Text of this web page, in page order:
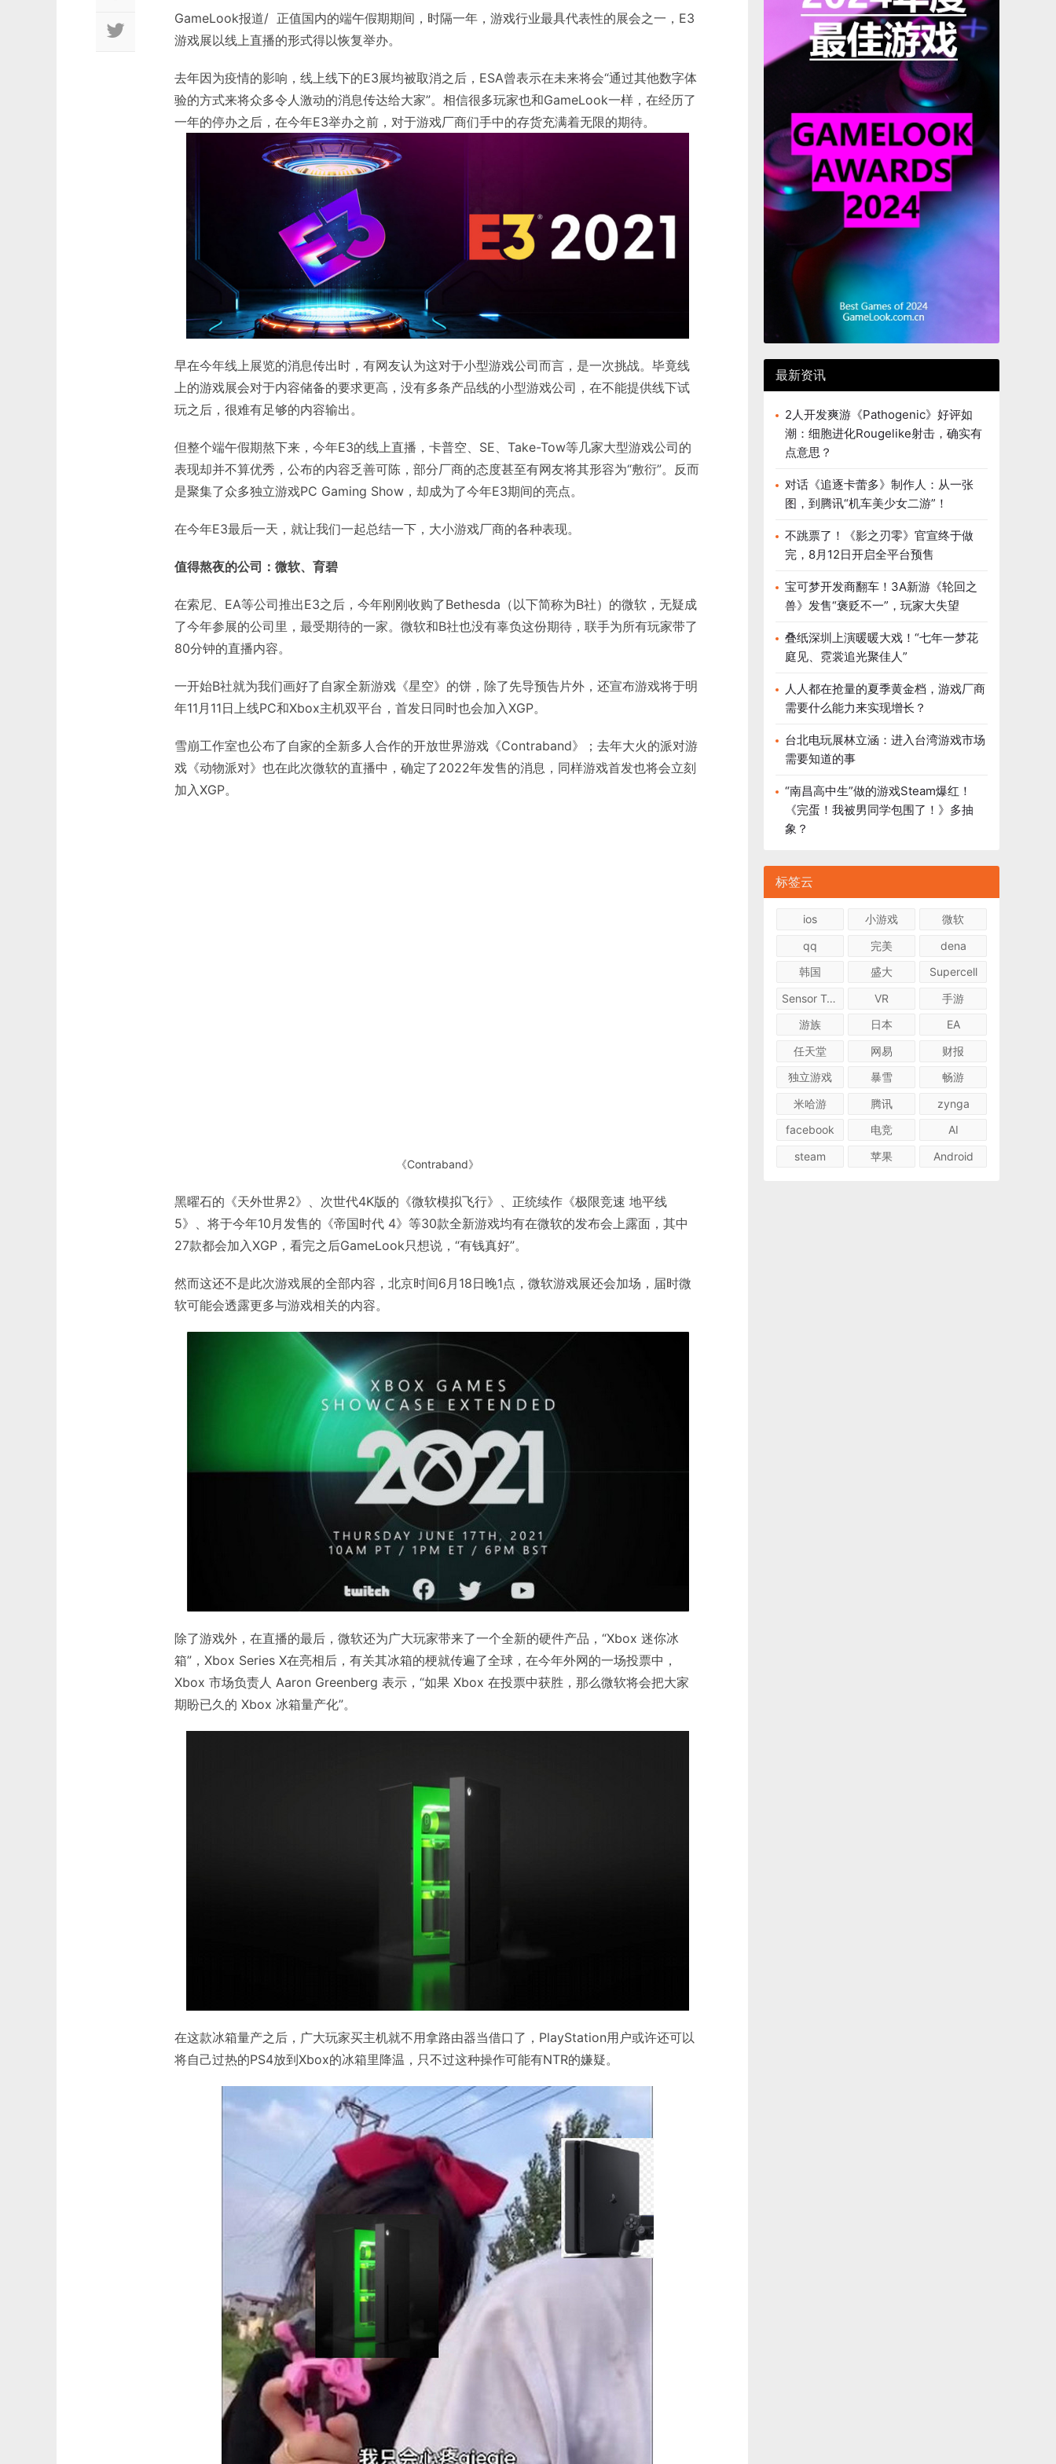
GameLook报道/ 正值国内的端午假期期间，时隔一年，游戏行业最具代表性的展会之一，E3
游戏展以线上直播的形式得以恢复举办。
去年因为疫情的影响，线上线下的E3展均被取消之后，ESA曾表示在未来将会“通过其他数字体
验的方式来将众多令人激动的消息传达给大家”。相信很多玩家也和GameLook一样，在经历了
一年的停办之后，在今年E3举办之前，对于游戏厂商们手中的存货充满着无限的期待。
早在今年线上展览的消息传出时，有网友认为这对于小型游戏公司而言，是一次挑战。毕竟线
上的游戏展会对于内容储备的要求更高，没有多条产品线的小型游戏公司，在不能提供线下试
玩之后，很难有足够的内容输出。
但整个端午假期熬下来，今年E3的线上直播，卡普空、SE、Take-Tow等几家大型游戏公司的
表现却并不算优秀，公布的内容乏善可陈，部分厂商的态度甚至有网友将其形容为“敷衍”。反而
是聚集了众多独立游戏PC Gaming Show，却成为了今年E3期间的亮点。
在今年E3最后一天，就让我们一起总结一下，大小游戏厂商的各种表现。
值得熬夜的公司：微软、育碧
在索尼、EA等公司推出E3之后，今年刚刚收购了Bethesda（以下简称为B社）的微软，无疑成
了今年参展的公司里，最受期待的一家。微软和B社也没有辜负这份期待，联手为所有玩家带了
80分钟的直播内容。
一开始B社就为我们画好了自家全新游戏《星空》的饼，除了先导预告片外，还宣布游戏将于明
年11月11日上线PC和Xbox主机双平台，首发日同时也会加入XGP。
雪崩工作室也公布了自家的全新多人合作的开放世界游戏《Contraband》；去年大火的派对游
戏《动物派对》也在此次微软的直播中，确定了2022年发售的消息，同样游戏首发也将会立刻
加入XGP。
《Contraband》
黑曜石的《天外世界2》、次世代4K版的《微软模拟飞行》、正统续作《极限竞速 地平线
5》、将于今年10月发售的《帝国时代 4》等30款全新游戏均有在微软的发布会上露面，其中
27款都会加入XGP，看完之后GameLook只想说，“有钱真好”。
然而这还不是此次游戏展的全部内容，北京时间6月18日晚1点，微软游戏展还会加场，届时微
软可能会透露更多与游戏相关的内容。
除了游戏外，在直播的最后，微软还为广大玩家带来了一个全新的硬件产品，“Xbox 迷你冰
箱”，Xbox Series X在亮相后，有关其冰箱的梗就传遍了全球，在今年外网的一场投票中，
Xbox 市场负责人 Aaron Greenberg 表示，“如果 Xbox 在投票中获胜，那么微软将会把大家
期盼已久的 Xbox 冰箱量产化”。
在这款冰箱量产之后，广大玩家买主机就不用拿路由器当借口了，PlayStation用户或许还可以
将自己过热的PS4放到Xbox的冰箱里降温，只不过这种操作可能有NTR的嫌疑。
最新资讯
2人开发爽游《Pathogenic》好评如
潮：细胞进化Rougelike射击，确实有
点意思？
对话《追逐卡蕾多》制作人：从一张
图，到腾讯“机车美少女二游”！
不跳票了！《影之刃零》官宣终于做
完，8月12日开启全平台预售
宝可梦开发商翻车！3A新游《轮回之
兽》发售“褒贬不一”，玩家大失望
叠纸深圳上演暖暖大戏！“七年一梦花
庭见、霓裳追光聚佳人”
人人都在抢量的夏季黄金档，游戏厂商
需要什么能力来实现增长？
台北电玩展林立涵：进入台湾游戏市场
需要知道的事
“南昌高中生”做的游戏Steam爆红！
《完蛋！我被男同学包围了！》多抽
象？
标签云
ios 小游戏
微软
qq
完美
dena
韩国
盛大
Supercell
Sensor Tower
VR
手游
游族
日本
EA
任天堂
网易
财报
独立游戏
暴雪
畅游
米哈游
腾讯
zynga
facebook
电竞
AI
steam
苹果 Android